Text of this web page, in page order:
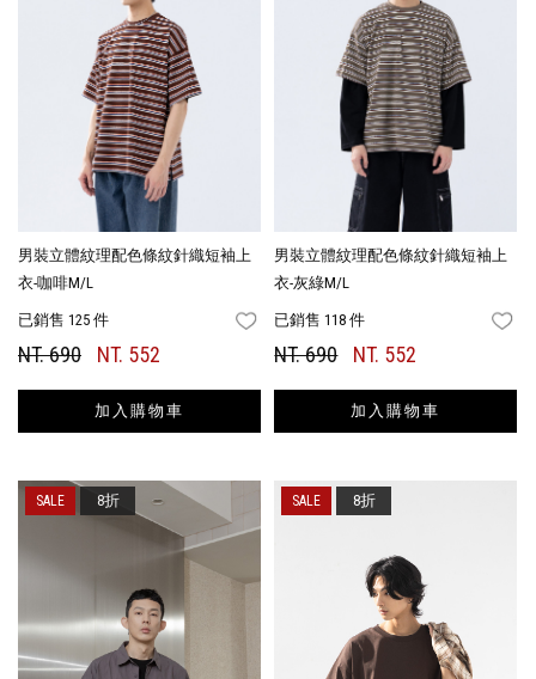
男裝立體紋理配色條紋針織短袖上
衣-咖啡M/L
已銷售 125 件 FAVORITES
NT. 690 NT. 552
加入購物車
男裝立體紋理配色條紋針織短袖上
衣-灰綠M/L
已銷售 118 件
NT. 690 NT. 552
加入購物車
8折 8折